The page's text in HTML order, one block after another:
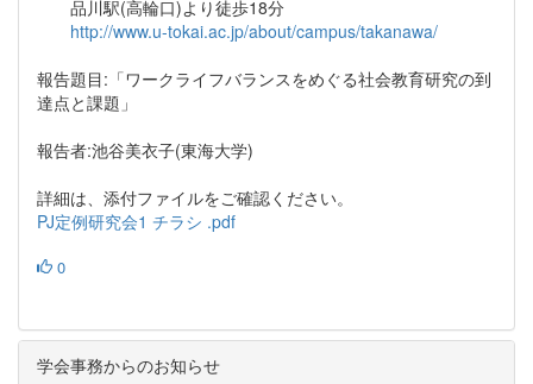
品川駅(高輪口)より徒歩18分
http://www.u-tokai.ac.jp/about/campus/takanawa/
報告題目:「ワークライフバランスをめぐる社会教育研究の到
達点と課題」
報告者:池谷美衣子(東海大学)
詳細は、添付ファイルをご確認ください。
PJ定例研究会1 チラシ .pdf
0
学会事務からのお知らせ